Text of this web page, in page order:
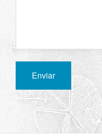
Enviar